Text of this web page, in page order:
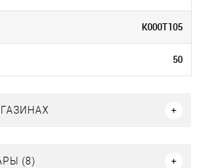
К000Т105
50
(8)